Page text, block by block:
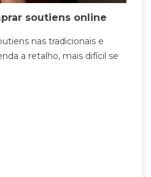
soutiens online
nas tradicionais e
a retalho, mais difícil se